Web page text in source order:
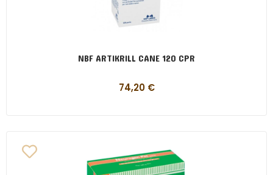
NBF ARTIKRILL CANE 120 CPR
74,20 €